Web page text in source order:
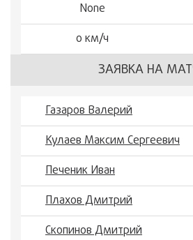
None
0 км/ч
ЗАЯВКА НА
Газаров Валерий
Кулаев Максим Сергеевич
Печеник Иван
Плахов Дмитрий
Скопинов Дмитрий